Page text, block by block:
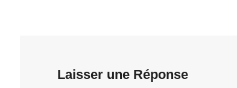
Laisser une Réponse